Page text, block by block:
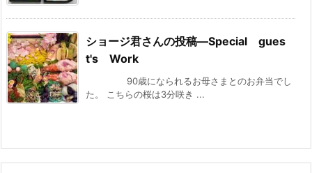
ショージ君さんの投稿—Special gues
t's Work
90歳になられるお母さまとのお弁当でし
た。 こちらの桜は3分咲き ...